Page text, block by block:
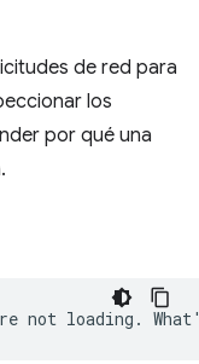
de red para
los
por qué una